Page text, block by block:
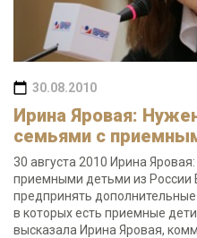
30.08.2010
Ирина Яровая:
семьями с
30 августа 2010 Ирина
приемными детьми из
предпринять
в которых есть приемные
высказала Ирина Яровая,